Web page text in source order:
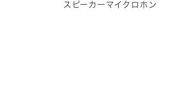
スピーカーマイクロホン